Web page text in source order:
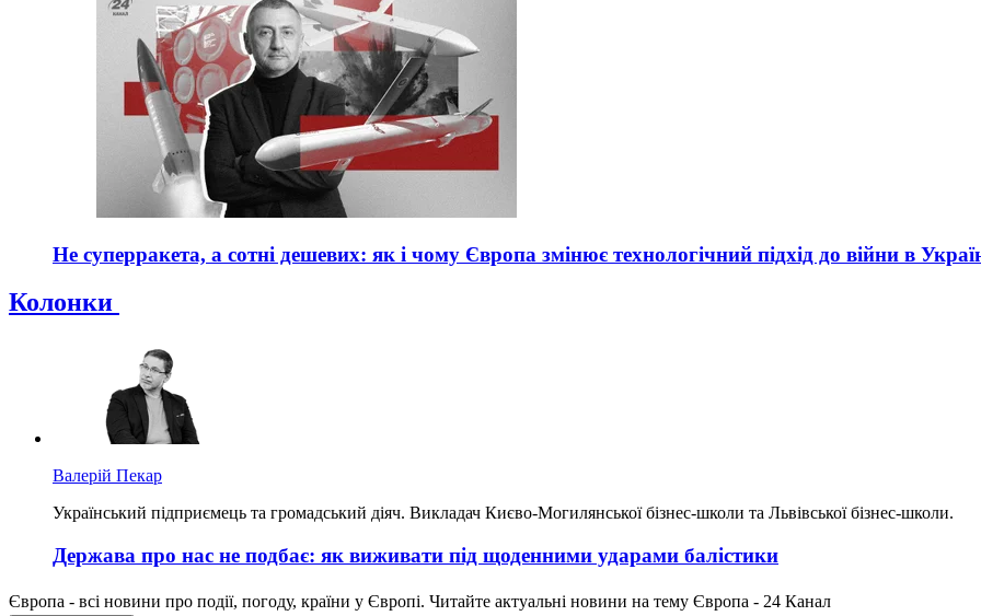
Не суперракета, а сотні дешевих: як і чому Європа змінює технологічний підхід до війни в
Колонки
Валерій Пекар
Український підприємець та громадський діяч. Викладач Києво-Могилянської бізнес-школи та Львівської бізнес-школи.
Держава про нас не подбає: як виживати під щоденними ударами балістики
Європа - всі новини про події, погоду, країни у Європі. Читайте актуальні новини на тему Європа - 24 Канал